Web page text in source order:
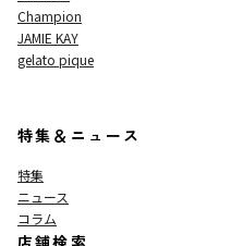
Champion
JAMIE KAY
gelato pique
特集＆ニュース
特集
ニュース
コラム
店舗検索